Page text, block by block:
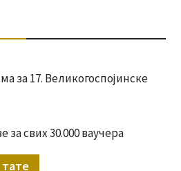
за 17. Великогоспојинске
за свих 30.000 ваучера